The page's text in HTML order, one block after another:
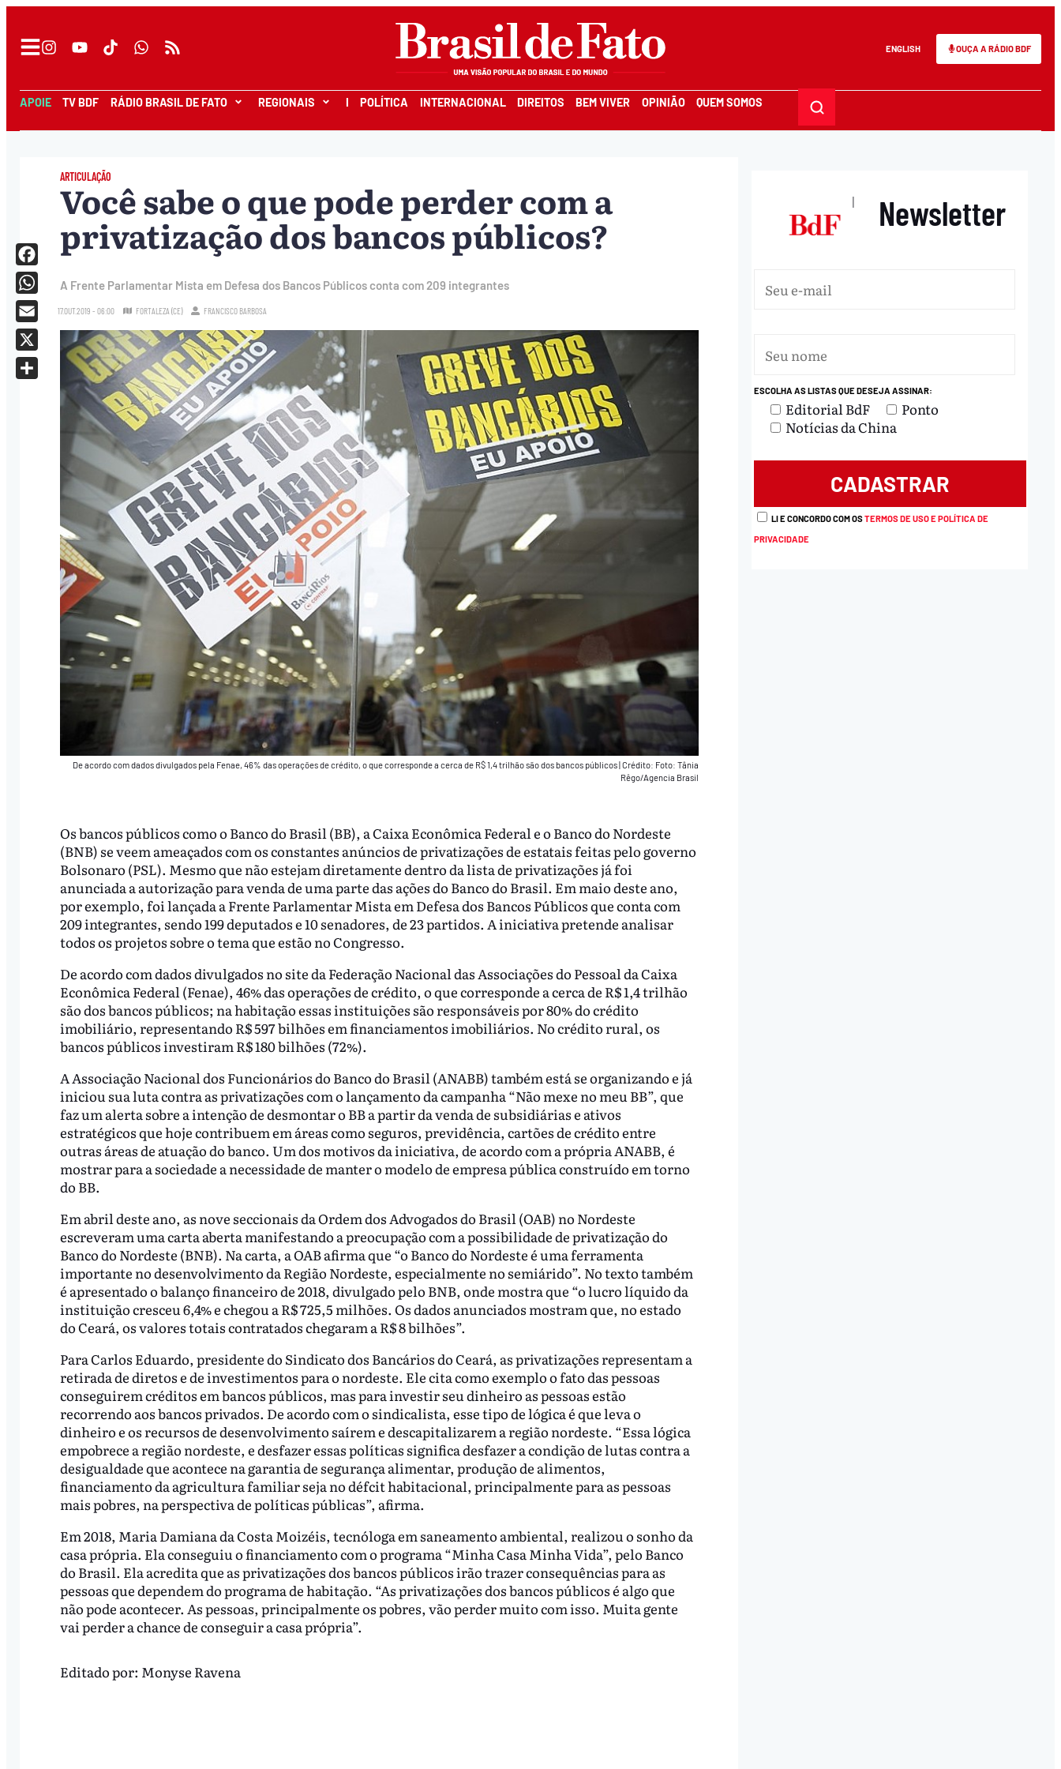
ENGLISH OUÇA A RÁDIO BDF
APOIE TV BDF RÁDIO BRASIL DE FATO REGIONAIS I POLÍTICA INTERNACIONAL DIREITOS BEM VIVER OPINIÃO QUEM SOMOS
ARTICULAÇÃO
Você sabe o que pode perder com a
privatização dos bancos públicos?
A Frente Parlamentar Mista em Defesa dos Bancos Públicos conta com 209 integrantes
17.OUT.2019 - 06:00 FORTALEZA (CE) FRANCISCO BARBOSA
De acordo com dados divulgados pela Fenae, 46% das operações de crédito, o que corresponde a cerca de R$ 1,4 trilhão são dos bancos públicos|Crédito: Foto: Tânia
Rêgo/Agencia Brasil
Os bancos públicos como o Banco do Brasil (BB), a Caixa Econômica Federal e o Banco do Nordeste
(BNB) se veem ameaçados com os constantes anúncios de privatizações de estatais feitas pelo governo
Bolsonaro (PSL). Mesmo que não estejam diretamente dentro da lista de privatizações já foi
anunciada a autorização para venda de uma parte das ações do Banco do Brasil. Em maio deste ano,
por exemplo, foi lançada a Frente Parlamentar Mista em Defesa dos Bancos Públicos que conta com
209 integrantes, sendo 199 deputados e 10 senadores, de 23 partidos. A iniciativa pretende analisar
todos os projetos sobre o tema que estão no Congresso.
De acordo com dados divulgados no site da Federação Nacional das Associações do Pessoal da Caixa
Econômica Federal (Fenae), 46% das operações de crédito, o que corresponde a cerca de R$ 1,4 trilhão
são dos bancos públicos; na habitação essas instituições são responsáveis por 80% do crédito
imobiliário, representando R$ 597 bilhões em financiamentos imobiliários. No crédito rural, os
bancos públicos investiram R$ 180 bilhões (72%).
A Associação Nacional dos Funcionários do Banco do Brasil (ANABB) também está se organizando e já
iniciou sua luta contra as privatizações com o lançamento da campanha “Não mexe no meu BB”, que
faz um alerta sobre a intenção de desmontar o BB a partir da venda de subsidiárias e ativos
estratégicos que hoje contribuem em áreas como seguros, previdência, cartões de crédito entre
outras áreas de atuação do banco. Um dos motivos da iniciativa, de acordo com a própria ANABB, é
mostrar para a sociedade a necessidade de manter o modelo de empresa pública construído em torno
do BB.
Em abril deste ano, as nove seccionais da Ordem dos Advogados do Brasil (OAB) no Nordeste
escreveram uma carta aberta manifestando a preocupação com a possibilidade de privatização do
Banco do Nordeste (BNB). Na carta, a OAB afirma que “o Banco do Nordeste é uma ferramenta
importante no desenvolvimento da Região Nordeste, especialmente no semiárido”. No texto também
é apresentado o balanço financeiro de 2018, divulgado pelo BNB, onde mostra que “o lucro líquido da
instituição cresceu 6,4% e chegou a R$ 725,5 milhões. Os dados anunciados mostram que, no estado
do Ceará, os valores totais contratados chegaram a R$ 8 bilhões”.
Para Carlos Eduardo, presidente do Sindicato dos Bancários do Ceará, as privatizações representam a
retirada de diretos e de investimentos para o nordeste. Ele cita como exemplo o fato das pessoas
conseguirem créditos em bancos públicos, mas para investir seu dinheiro as pessoas estão
recorrendo aos bancos privados. De acordo com o sindicalista, esse tipo de lógica é que leva o
dinheiro e os recursos de desenvolvimento saírem e descapitalizarem a região nordeste. “Essa lógica
empobrece a região nordeste, e desfazer essas políticas significa desfazer a condição de lutas contra a
desigualdade que acontece na garantia de segurança alimentar, produção de alimentos,
financiamento da agricultura familiar seja no défcit habitacional, principalmente para as pessoas
mais pobres, na perspectiva de políticas públicas”, afirma.
Em 2018, Maria Damiana da Costa Moizéis, tecnóloga em saneamento ambiental, realizou o sonho da
casa própria. Ela conseguiu o financiamento com o programa “Minha Casa Minha Vida”, pelo Banco
do Brasil. Ela acredita que as privatizações dos bancos públicos irão trazer consequências para as
pessoas que dependem do programa de habitação. “As privatizações dos bancos públicos é algo que
não pode acontecer. As pessoas, principalmente os pobres, vão perder muito com isso. Muita gente
vai perder a chance de conseguir a casa própria”.
Facebook
WhatsApp
Email
X
Editado por: Monyse Ravena
| Newsletter
ESCOLHA AS LISTAS QUE DESEJA ASSINAR:
Editorial BdF
Ponto
Notícias da China
LI E CONCORDO COM OSTERMOS DE USO E POLÍTICA DE
PRIVACIDADE